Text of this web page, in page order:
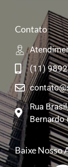
Contato
(11)
Rua
Bernardo
Baixe Nosso